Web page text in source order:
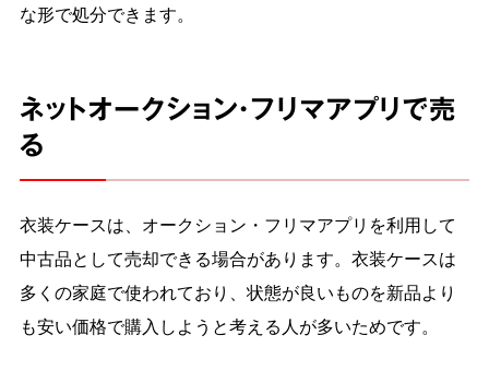
な形で処分できます。
ネットオークション・フリマアプリで売
る
衣装ケースは、オークション・フリマアプリを利用して
中古品として売却できる場合があります。衣装ケースは
多くの家庭で使われており、状態が良いものを新品より
も安い価格で購入しようと考える人が多いためです。